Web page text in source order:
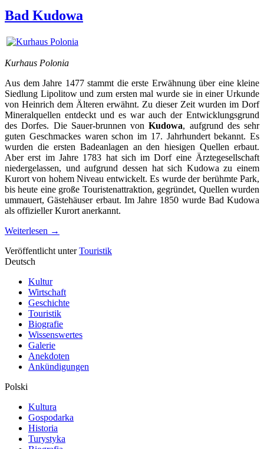
Bad Kudowa
Kurhaus Polonia
Aus dem Jahre 1477 stammt die erste Erwähnung über eine kleine
Siedlung Lipolitow und zum ersten mal wurde sie in einer Urkunde
von Heinrich dem Älteren erwähnt. Zu dieser Zeit wurden im Dorf
Mineralquellen entdeckt und es war auch der Entwicklungsgrund
des Dorfes. Die Sauer-brunnen vonKudowa, aufgrund des sehr
guten Geschmackes waren schon im 17. Jahrhundert bekannt. Es
wurden die ersten Badeanlagen an den hiesigen Quellen erbaut.
Aber erst im Jahre 1783 hat sich im Dorf eine Ärztegesellschaft
niedergelassen, und aufgrund dessen hat sich Kudowa zu einem
Kurort von hohem Niveau entwickelt. Es wurde der berühmte Park,
bis heute eine große Touristenattraktion, gegründet, Quellen wurden
ummauert, Gästehäuser erbaut. Im Jahre 1850 wurde Bad Kudowa
als offizieller Kurort anerkannt.
Weiterlesen →
Veröffentlicht unter Touristik
Deutsch
Kultur
Wirtschaft
Geschichte
Touristik
Biografie
Wissenswertes
Galerie
Anekdoten
Ankündigungen
Polski
Kultura
Gospodarka
Historia
Turystyka